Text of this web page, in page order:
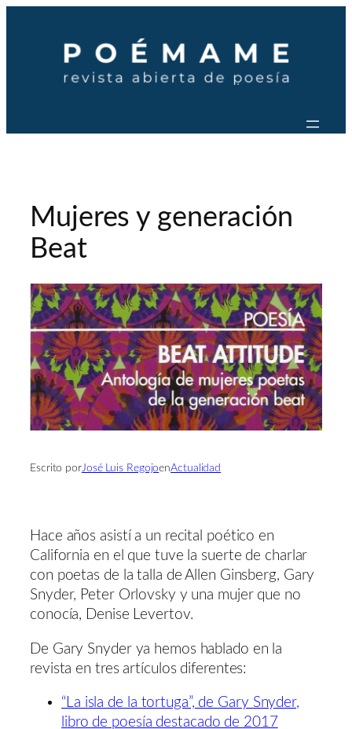
contenido
Mujeres y generación
Beat
Escrito porJosé Luis RegojoenActualidad
Hace años asistí a un recital poético en
California en el que tuve la suerte de charlar
con poetas de la talla de Allen Ginsberg, Gary
Snyder, Peter Orlovsky y una mujer que no
conocía, Denise Levertov.
De Gary Snyder ya hemos hablado en la
revista en tres artículos diferentes:
“La isla de la tortuga”, de Gary Snyder,
libro de poesía destacado de 2017